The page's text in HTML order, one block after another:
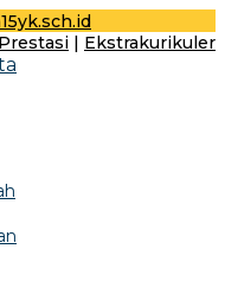
Prestasi | Ekstrakurikuler